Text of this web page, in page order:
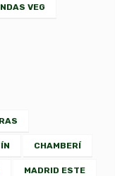
VEG
CHAMBERÍ
MADRID ESTE